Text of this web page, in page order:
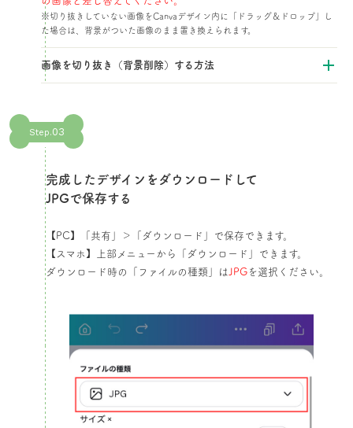
※切り抜きしていない画像をCanvaデザイン内に「ドラッグ＆ドロップ」し
た場合は、背景がついた画像のまま置き換えられます。
画像を切り抜き（背景削除）する方法​
Step.03
完成したデザインをダウンロードして
JPGで保存する​
【PC】「共有」＞「ダウンロード」で保存できます。
【スマホ】上部メニューから「ダウンロード」できます。
ダウンロード時の「ファイルの種類」は JPGを選択ください。​​